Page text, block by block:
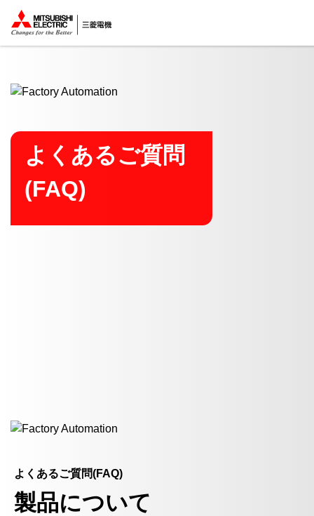
ここから本文
よくあるご質問
(FAQ)
よくあるご質問(FAQ)
製品について